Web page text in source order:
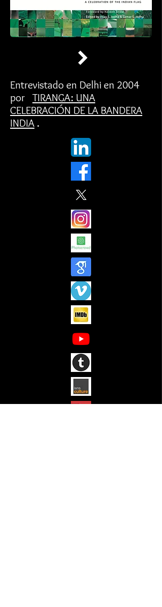
Entrevistado en Delhi en 2004
por TIRANGA: UNA
CELEBRACIÓN DE LA BANDERA
INDIA .